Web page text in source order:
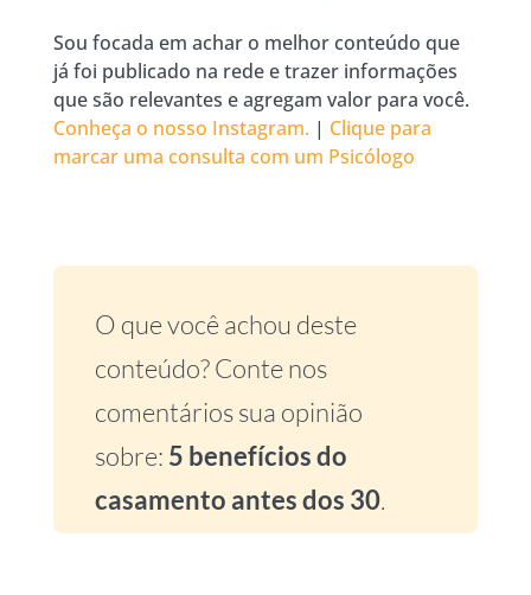
Sou focada em achar o melhor conteúdo que
já foi publicado na rede e trazer informações
que são relevantes e agregam valor para você.
Conheça o nosso Instagram. | Clique para
marcar uma consulta com um Psicólogo
O que você achou deste
conteúdo? Conte nos
comentários sua opinião
sobre: 5 benefícios do
casamento antes dos 30.